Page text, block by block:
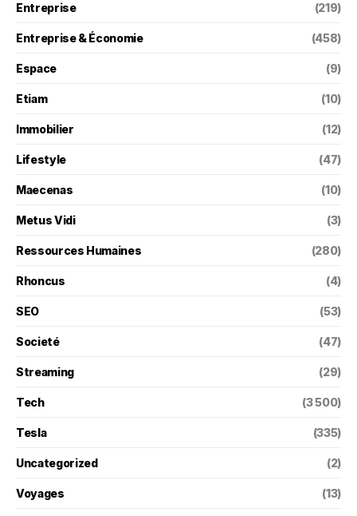
Entreprise (219)
Entreprise & Économie (458)
Espace (9)
Etiam (10)
Immobilier (12)
Lifestyle (47)
Maecenas (10)
Metus Vidi (3)
Ressources Humaines (280)
Rhoncus (4)
SEO (53)
Societé (47)
Streaming (29)
Tech (3 500)
Tesla (335)
Uncategorized (2)
Voyages (13)